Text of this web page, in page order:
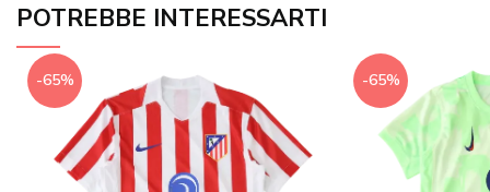
POTREBBE INTERESSARTI
-65% -65%